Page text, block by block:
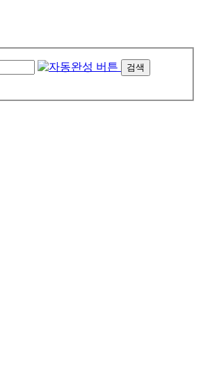
검색